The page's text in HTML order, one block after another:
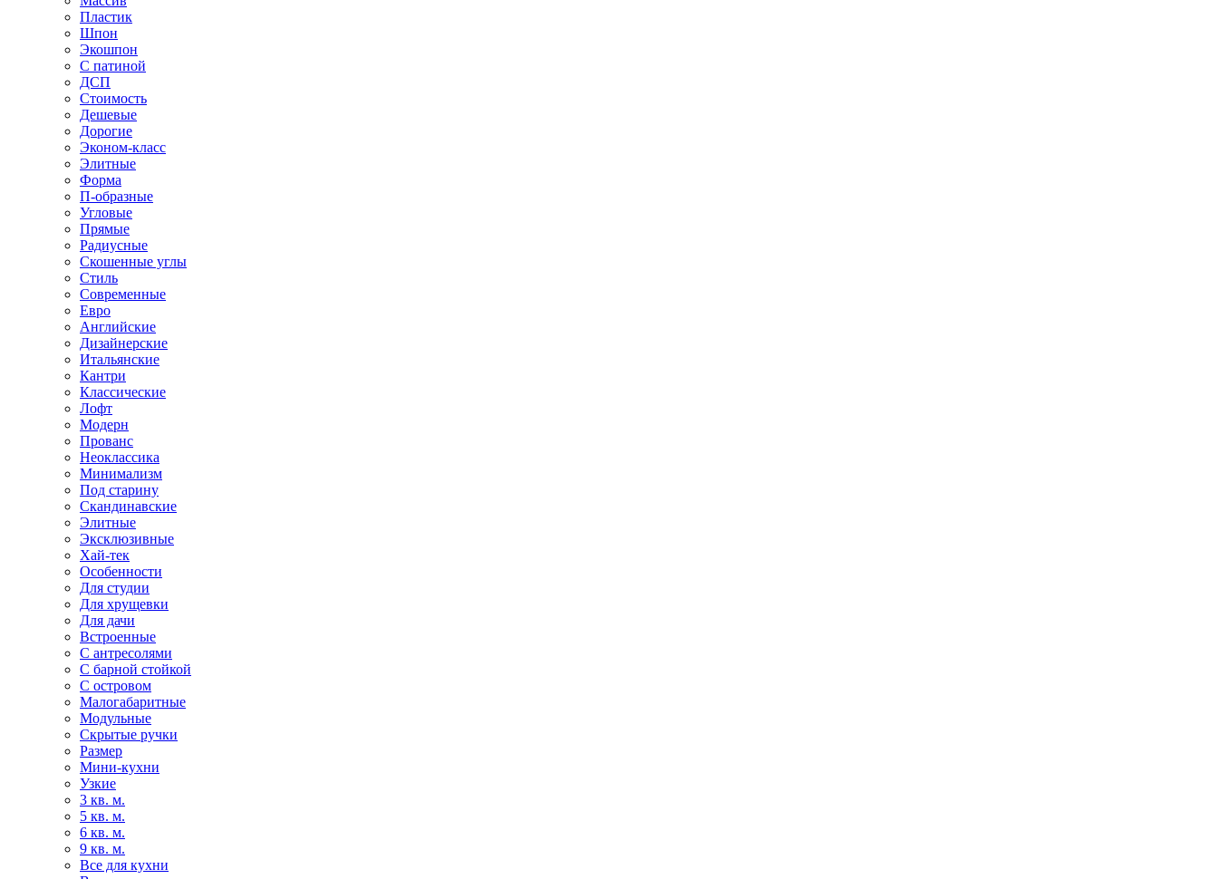
Пластик
Шпон
Экошпон
С патиной
ДСП
Стоимость
Дешевые
Дорогие
Эконом-класс
Элитные
Форма
П-образные
Угловые
Прямые
Радиусные
Скошенные углы
Стиль
Современные
Евро
Английские
Дизайнерские
Итальянские
Кантри
Классические
Лофт
Модерн
Прованс
Неоклассика
Минимализм
Под старину
Скандинавские
Элитные
Эксклюзивные
Хай-тек
Особенности
Для студии
Для хрущевки
Для дачи
Встроенные
С антресолями
С барной стойкой
С островом
Малогабаритные
Модульные
Скрытые ручки
Размер
Мини-кухни
Узкие
3 кв. м.
5 кв. м.
6 кв. м.
9 кв. м.
Все для кухни